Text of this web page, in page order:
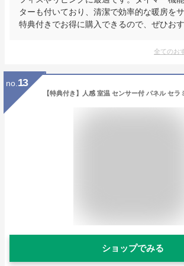
ターも付いており、清潔で効率的な暖房を
特典付きでお得に購入できるので、ぜひお
全てのお
no. 13
ショップでみる